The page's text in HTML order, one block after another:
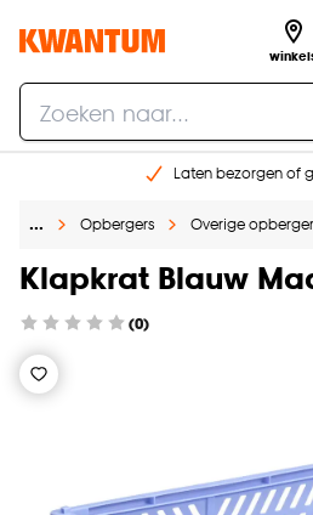
Laten bezorgen of
Gratis raam advies en
… Opbergers Overige
Klapkrat Blauw
(0)